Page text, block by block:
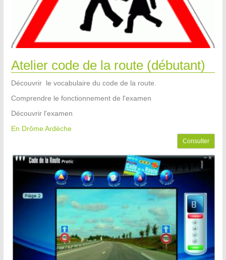
Atelier code de la route (débutant)
Découvrir le vocabulaire du code de la route.
Comprendre le fonctionnement de l'examen
Découvrir l'examen
En Drôme Ardèche
Consulter